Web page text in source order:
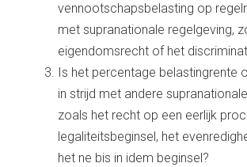
vennootschapsbelasting op
met supranationale regelgeving,
eigendomsrecht of het
Is het percentage belastingrente
in strijd met andere
zoals het recht op een eerlijk
legaliteitsbeginsel, het
het ne bis in idem beginsel?